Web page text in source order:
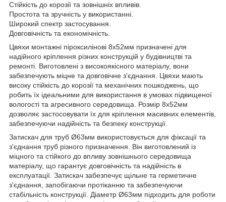
Стійкість до корозії та зовнішніх впливів.
Простота та зручність у використанні.
Широкий спектр застосування.
Довговічність та економічність.
Цвяхи монтажні піроксилінові 8х52мм призначені для
надійного кріплення різних конструкцій у будівництві та
ремонті. Виготовлені з високоякісного матеріалу, вони
забезпечують міцне та довговічне з'єднання. Цвяхи мають
високу стійкість до корозії та механічних пошкоджень, що
робить їх ідеальними для використання в умовах підвищеної
вологості та агресивного середовища. Розмір 8х52мм
дозволяє застосовувати їх для кріплення масивних елементів,
забезпечуючи надійність та безпеку конструкції.
Затискач для труб Ø63мм використовується для фіксації та
з'єднання труб різного призначення. Він виготовлений із
міцного та стійкого до впливу зовнішнього середовища
матеріалу, що гарантує довговічність та надійність в
експлуатації. Затискач забезпечує щільне та герметичне
з'єднання, запобігаючи протіканню та забезпечуючи
стабільність конструкції. Діаметр Ø63мм підходить для роботи